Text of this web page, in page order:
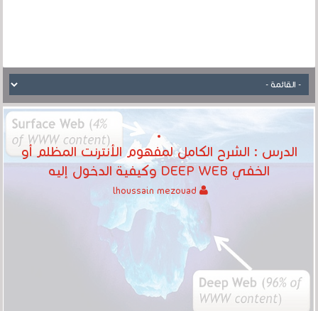
الدرس : الشرح الكامل لمفهوم الأنترنت المظلم أو
الخفي DEEP WEB وكيفية الدخول إليه